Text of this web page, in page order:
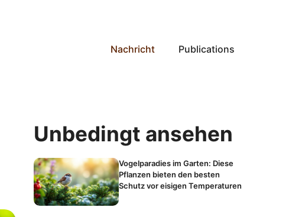
Nachricht
Publications
Unbedingt ansehen
Vogelparadies im Garten: Diese
Pflanzen bieten den besten
Schutz vor eisigen Temperaturen